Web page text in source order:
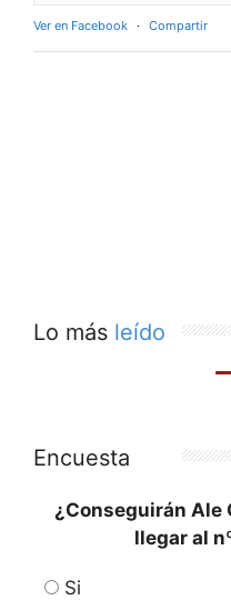
Ver en Facebook · Compartir
Lo más leído
Encuesta
¿Conseguirán Ale
llegar al
Si